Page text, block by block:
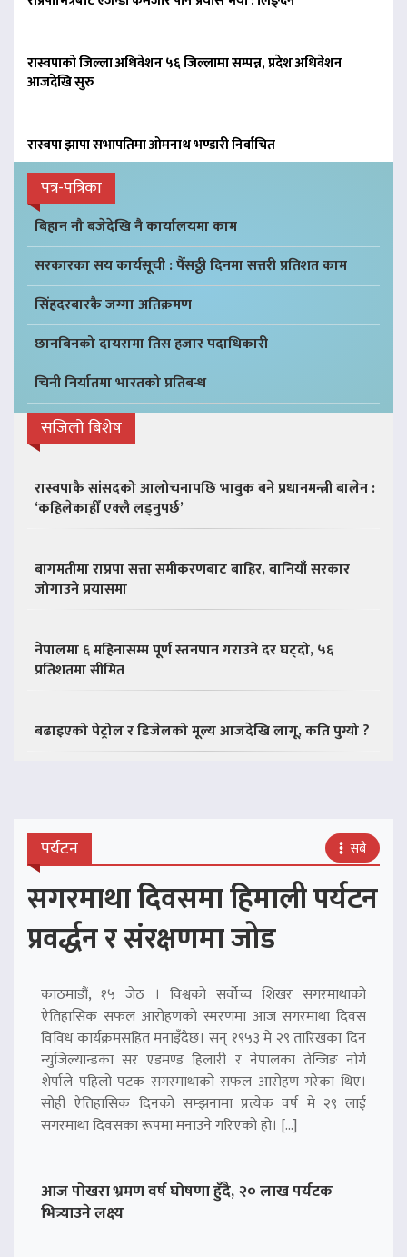
रास्वपाको जिल्ला अधिवेशन ५६ जिल्लामा सम्पन्न, प्रदेश अधिवेशन
आजदेखि सुरु
रास्वपा झापा सभापतिमा ओमनाथ भण्डारी निर्वाचित
पत्र-पत्रिका
बिहान नौ बजेदेखि नै कार्यालयमा काम
सरकारका सय कार्यसूची : पैँसठ्ठी दिनमा सत्तरी प्रतिशत काम
सिंहदरबारकै जग्गा अतिक्रमण
छानबिनको दायरामा तिस हजार पदाधिकारी
चिनी निर्यातमा भारतको प्रतिबन्ध
सजिलो बिशेष
रास्वपाकै सांसदको आलोचनापछि भावुक बने प्रधानमन्त्री बालेन :
‘कहिलेकाहीँ एक्लै लड्नुपर्छ’
बागमतीमा राप्रपा सत्ता समीकरणबाट बाहिर, बानियाँ सरकार
जोगाउने प्रयासमा
नेपालमा ६ महिनासम्म पूर्ण स्तनपान गराउने दर घट्दो, ५६
प्रतिशतमा सीमित
बढाइएको पेट्रोल र डिजेलको मूल्य आजदेखि लागू, कति पुग्यो ?
पर्यटन सबै
सगरमाथा दिवसमा हिमाली पर्यटन
प्रवर्द्धन र संरक्षणमा जोड
काठमाडौं, १५ जेठ । विश्वको सर्वोच्च शिखर सगरमाथाको
ऐतिहासिक सफल आरोहणको स्मरणमा आज सगरमाथा दिवस
विविध कार्यक्रमसहित मनाइँदैछ। सन् १९५३ मे २९ तारिखका दिन
न्युजिल्यान्डका सर एडमण्ड हिलारी र नेपालका तेन्जिङ नोर्गे
शेर्पाले पहिलो पटक सगरमाथाको सफल आरोहण गरेका थिए।
सोही ऐतिहासिक दिनको सम्झनामा प्रत्येक वर्ष मे २९ लाई
सगरमाथा दिवसका रूपमा मनाउने गरिएको हो। […]
आज पोखरा भ्रमण वर्ष घोषणा हुँदै, २० लाख पर्यटक
भित्र्याउने लक्ष्य